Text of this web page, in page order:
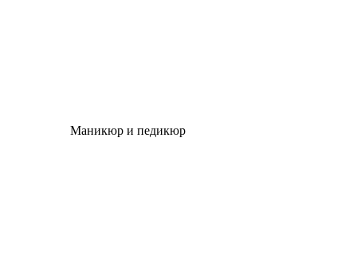
Маникюр и педикюр